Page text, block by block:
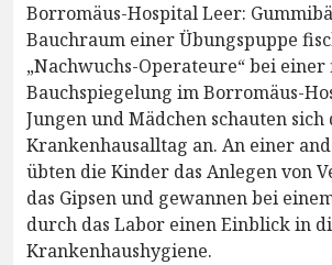
Borromäus-Hospital Leer:
Bauchraum einer Übungspuppe
„Nachwuchs-Operateure“ bei
Bauchspiegelung im Borromäus-
Jungen und Mädchen schauten
Krankenhausalltag an. An einer
übten die Kinder das Anlegen von
das Gipsen und gewannen bei
durch das Labor einen Einblick in
Krankenhaushygiene.